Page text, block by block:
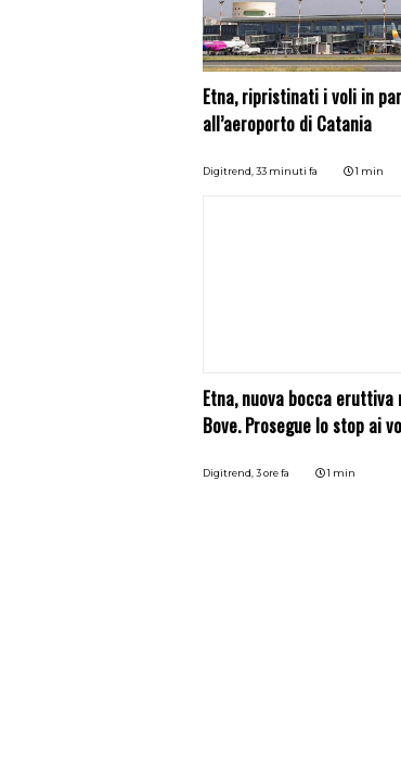
Etna, ripristinati i voli in
all’aeroporto di Catania
Digitrend, 33 minuti fa 1 min
Etna, nuova bocca eruttiva
Bove. Prosegue lo stop ai
Digitrend, 3 ore fa 1 min